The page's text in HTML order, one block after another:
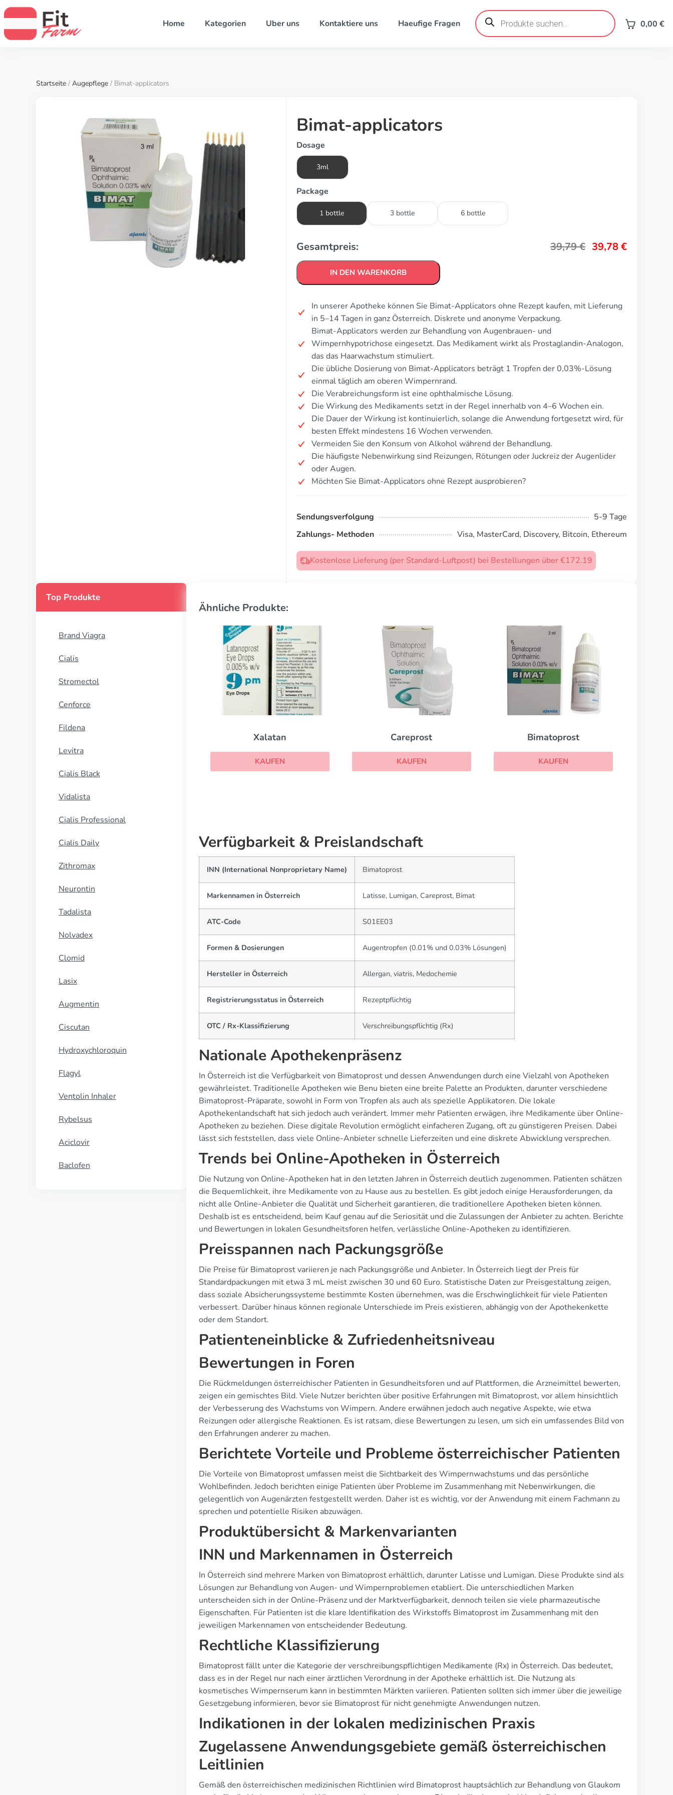
Home Kategorien Uber uns Kontaktiere uns Haeufige Fragen
Products
search 0,00 €
Startseite / Augepflege / Bimat-applicators
Bimat-applicators
Dosage
3ml
Package
1 bottle 3 bottle 6 bottle
Gesamtpreis: 39,79€ 39,78€
IN DEN WARENKORB
In unserer Apotheke können Sie Bimat-Applicators ohne Rezept kaufen, mit Lieferung
in 5–14 Tagen in ganz Österreich. Diskrete und anonyme Verpackung.
Bimat-Applicators werden zur Behandlung von Augenbrauen- und
Wimpernhypotrichose eingesetzt. Das Medikament wirkt als Prostaglandin-Analogon,
das das Haarwachstum stimuliert.
Die übliche Dosierung von Bimat-Applicators beträgt 1 Tropfen der 0,03%-Lösung
einmal täglich am oberen Wimpernrand.
Die Verabreichungsform ist eine ophthalmische Lösung.
Die Wirkung des Medikaments setzt in der Regel innerhalb von 4–6 Wochen ein.
Die Dauer der Wirkung ist kontinuierlich, solange die Anwendung fortgesetzt wird, für
besten Effekt mindestens 16 Wochen verwenden.
Vermeiden Sie den Konsum von Alkohol während der Behandlung.
Die häufigste Nebenwirkung sind Reizungen, Rötungen oder Juckreiz der Augenlider
oder Augen.
Möchten Sie Bimat-Applicators ohne Rezept ausprobieren?
Sendungsverfolgung
5-9 Tage
Zahlungs- Methoden
Visa, MasterCard, Discovery, Bitcoin, Ethereum
Kostenlose Lieferung (per Standard-Luftpost) bei Bestellungen über €172.19
Top Produkte
Brand Viagra
Cialis
Stromectol
Cenforce
Fildena
Levitra
Cialis Black
Vidalista
Cialis Professional
Cialis Daily
Zithromax
Neurontin
Tadalista
Nolvadex
Clomid
Lasix
Augmentin
Ciscutan
Hydroxychloroquin
Flagyl
Ventolin Inhaler
Rybelsus
Aciclovir
Baclofen
Ähnliche Produkte:
Xalatan
KAUFEN
Careprost
KAUFEN
Bimatoprost
KAUFEN
Verfügbarkeit & Preislandschaft
INN (International Nonproprietary Name) Bimatoprost
Markennamen in Österreich Latisse, Lumigan, Careprost, Bimat
ATC-Code S01EE03
Formen & Dosierungen Augentropfen (0.01% und 0.03% Lösungen)
Hersteller in Österreich Allergan, viatris, Medochemie
Registrierungsstatus in Österreich Rezeptpflichtig
OTC / Rx-Klassifizierung Verschreibungspflichtig (Rx)
Nationale Apothekenpräsenz
In Österreich ist die Verfügbarkeit von Bimatoprost und dessen Anwendungen durch eine Vielzahl von Apotheken
gewährleistet. Traditionelle Apotheken wie Benu bieten eine breite Palette an Produkten, darunter verschiedene
Bimatoprost-Präparate, sowohl in Form von Tropfen als auch als spezielle Applikatoren. Die lokale
Apothekenlandschaft hat sich jedoch auch verändert. Immer mehr Patienten erwägen, ihre Medikamente über Online-
Apotheken zu beziehen. Diese digitale Revolution ermöglicht einfacheren Zugang, oft zu günstigeren Preisen. Dabei
lässt sich feststellen, dass viele Online-Anbieter schnelle Lieferzeiten und eine diskrete Abwicklung versprechen.
Trends bei Online-Apotheken in Österreich
Die Nutzung von Online-Apotheken hat in den letzten Jahren in Österreich deutlich zugenommen. Patienten schätzen
die Bequemlichkeit, ihre Medikamente von zu Hause aus zu bestellen. Es gibt jedoch einige Herausforderungen, da
nicht alle Online-Anbieter die Qualität und Sicherheit garantieren, die traditionellere Apotheken bieten können.
Deshalb ist es entscheidend, beim Kauf genau auf die Seriosität und die Zulassungen der Anbieter zu achten. Berichte
und Bewertungen in lokalen Gesundheitsforen helfen, verlässliche Online-Apotheken zu identifizieren.
Preisspannen nach Packungsgröße
Die Preise für Bimatoprost variieren je nach Packungsgröße und Anbieter. In Österreich liegt der Preis für
Standardpackungen mit etwa 3 mL meist zwischen 30 und 60 Euro. Statistische Daten zur Preisgestaltung zeigen,
dass soziale Absicherungssysteme bestimmte Kosten übernehmen, was die Erschwinglichkeit für viele Patienten
verbessert. Darüber hinaus können regionale Unterschiede im Preis existieren, abhängig von der Apothekenkette
oder dem Standort.
Patienteneinblicke & Zufriedenheitsniveau
Bewertungen in Foren
Die Rückmeldungen österreichischer Patienten in Gesundheitsforen und auf Plattformen, die Arzneimittel bewerten,
zeigen ein gemischtes Bild. Viele Nutzer berichten über positive Erfahrungen mit Bimatoprost, vor allem hinsichtlich
der Verbesserung des Wachstums von Wimpern. Andere erwähnen jedoch auch negative Aspekte, wie etwa
Reizungen oder allergische Reaktionen. Es ist ratsam, diese Bewertungen zu lesen, um sich ein umfassendes Bild von
den Erfahrungen anderer zu machen.
Berichtete Vorteile und Probleme österreichischer Patienten
Die Vorteile von Bimatoprost umfassen meist die Sichtbarkeit des Wimpernwachstums und das persönliche
Wohlbefinden. Jedoch berichten einige Patienten über Probleme im Zusammenhang mit Nebenwirkungen, die
gelegentlich von Augenärzten festgestellt werden. Daher ist es wichtig, vor der Anwendung mit einem Fachmann zu
sprechen und potentielle Risiken abzuwägen.
Produktübersicht & Markenvarianten
INN und Markennamen in Österreich
In Österreich sind mehrere Marken von Bimatoprost erhältlich, darunter Latisse und Lumigan. Diese Produkte sind als
Lösungen zur Behandlung von Augen- und Wimpernproblemen etabliert. Die unterschiedlichen Marken
unterscheiden sich in der Online-Präsenz und der Marktverfügbarkeit, dennoch teilen sie viele pharmazeutische
Eigenschaften. Für Patienten ist die klare Identifikation des Wirkstoffs Bimatoprost im Zusammenhang mit den
jeweiligen Markennamen von entscheidender Bedeutung.
Rechtliche Klassifizierung
Bimatoprost fällt unter die Kategorie der verschreibungspflichtigen Medikamente (Rx) in Österreich. Das bedeutet,
dass es in der Regel nur nach einer ärztlichen Verordnung in der Apotheke erhältlich ist. Die Nutzung als
kosmetisches Wimpernserum kann in bestimmten Märkten variieren. Patienten sollten sich immer über die jeweilige
Gesetzgebung informieren, bevor sie Bimatoprost für nicht genehmigte Anwendungen nutzen.
Indikationen in der lokalen medizinischen Praxis
Zugelassene Anwendungsgebiete gemäß österreichischen
Leitlinien
Gemäß den österreichischen medizinischen Richtlinien wird Bimatoprost hauptsächlich zur Behandlung von Glaukom